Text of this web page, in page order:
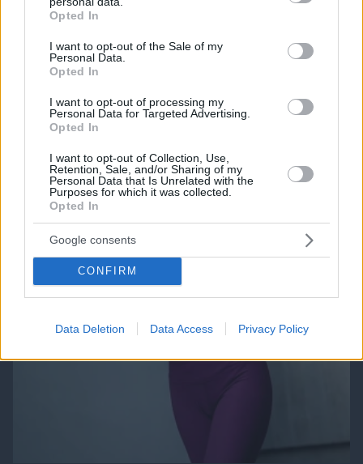
grant or deny consent to Google and its third-party tags to
use your data for below specified purposes in below Google
consent section.
Opted In
I want to opt-out of the Sale of my
Personal Data.
Opted In
I want to opt-out of processing my
Personal Data for Targeted Advertising.
Opted In
I want to opt-out of Collection, Use,
Retention, Sale, and/or Sharing of my
Personal Data that Is Unrelated with the
Purposes for which it was collected.
Opted In
Google consents
CONFIRM
Data Deletion Data Access Privacy Policy
Cut The Rope
ΔΕΙΤΕ ΟΛΑ ΤΑ GAMES
Best of Network